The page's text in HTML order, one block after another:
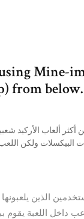
Mine-
from
داخل اللعبة